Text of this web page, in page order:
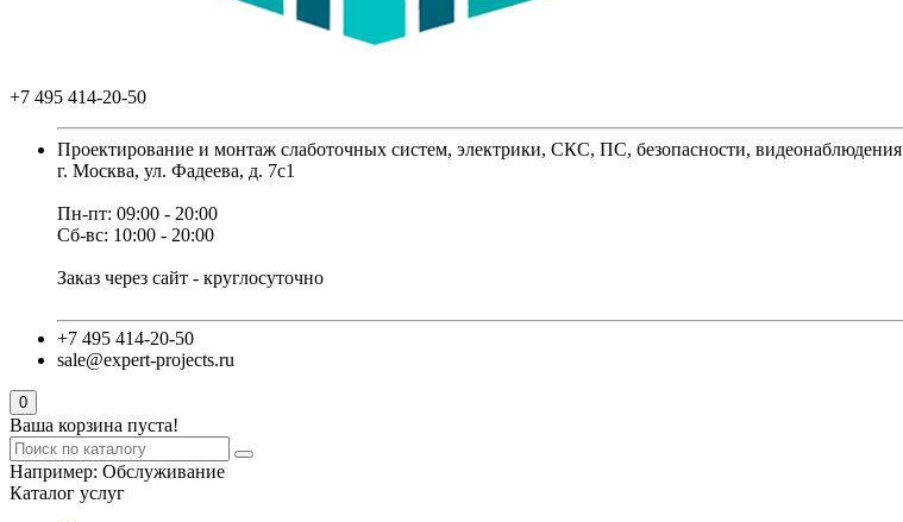
+7 495 414-20-50
Проектирование и монтаж слаботочных систем, электрики, СКС, ПС, безопасности, видеонаблюдения
г. Москва, ул. Фадеева, д. 7с1
Пн-пт: 09:00 - 20:00
Сб-вс: 10:00 - 20:00
Заказ через сайт - круглосуточно
+7 495 414-20-50
sale@expert-projects.ru
0
Ваша корзина пуста!
Например: Обслуживание
Каталог услуг